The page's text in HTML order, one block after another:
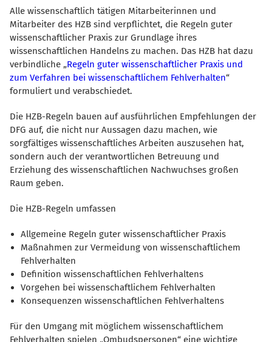
Alle wissenschaftlich tätigen Mitarbeiterinnen und
Mitarbeiter des HZB sind verpflichtet, die Regeln guter
wissenschaftlicher Praxis zur Grundlage ihres
wissenschaftlichen Handelns zu machen. Das HZB hat dazu
verbindlicheRegeln guter wissenschaftlicher Praxis und
zum Verfahren bei wissenschaftlichem Fehlverhalten“
formuliert und verabschiedet.
Die HZB-Regeln bauen auf ausführlichen Empfehlungen der
DFG auf, die nicht nur Aussagen dazu machen, wie
sorgfältiges wissenschaftliches Arbeiten auszusehen hat,
sondern auch der verantwortlichen Betreuung und
Erziehung des wissenschaftlichen Nachwuchses großen
Raum geben.
Die HZB-Regeln umfassen
Allgemeine Regeln guter wissenschaftlicher Praxis
Maßnahmen zur Vermeidung von wissenschaftlichem
Fehlverhalten
Definition wissenschaftlichen Fehlverhaltens
Vorgehen bei wissenschaftlichem Fehlverhalten
Konsequenzen wissenschaftlichen Fehlverhaltens
Für den Umgang mit möglichem wissenschaftlichem
Fehlverhalten spielen „Ombudspersonen“ eine wichtige